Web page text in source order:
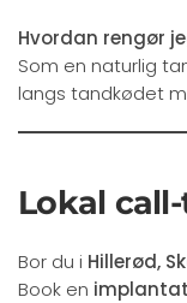
Hvordan rengør
Som en naturlig
langs tandkødet
Lokal
Bor du i Hillerød,
Book en